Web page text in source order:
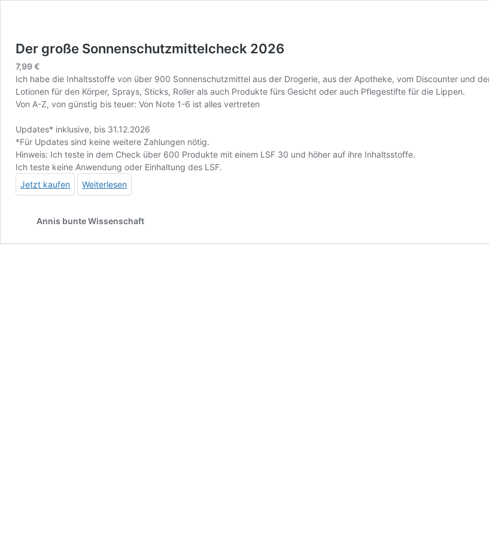
Der große Sonnenschutzmittelcheck 2026
7,99€
Ich habe die Inhaltsstoffe von über 900 Sonnenschutzmittel aus der Drogerie, aus der Apotheke, vom Discounter und
Lotionen für den Körper, Sprays, Sticks, Roller als auch Produkte fürs Gesicht oder auch Pflegestifte für die Lippen.
Von A-Z, von günstig bis teuer: Von Note 1-6 ist alles vertreten
Updates* inklusive, bis 31.12.2026
*Für Updates sind keine weitere Zahlungen nötig.
Hinweis: Ich teste in dem Check über 600 Produkte mit einem LSF 30 und höher auf ihre Inhaltsstoffe.
Ich teste keine Anwendung oder Einhaltung des LSF.
Jetzt kaufen
Weiterlesen
Annis bunte Wissenschaft